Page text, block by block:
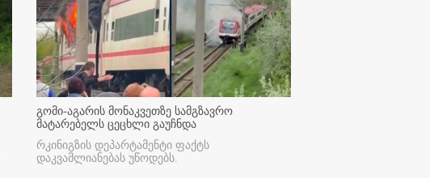
გომი-აგარის მონაკვეთზე სამგზავრო
მატარებელს ცეცხლი გაუჩნდა
რკინიგზის დეპარტამენტი ფაქტს
დაკვამლიანებას უწოდებს.